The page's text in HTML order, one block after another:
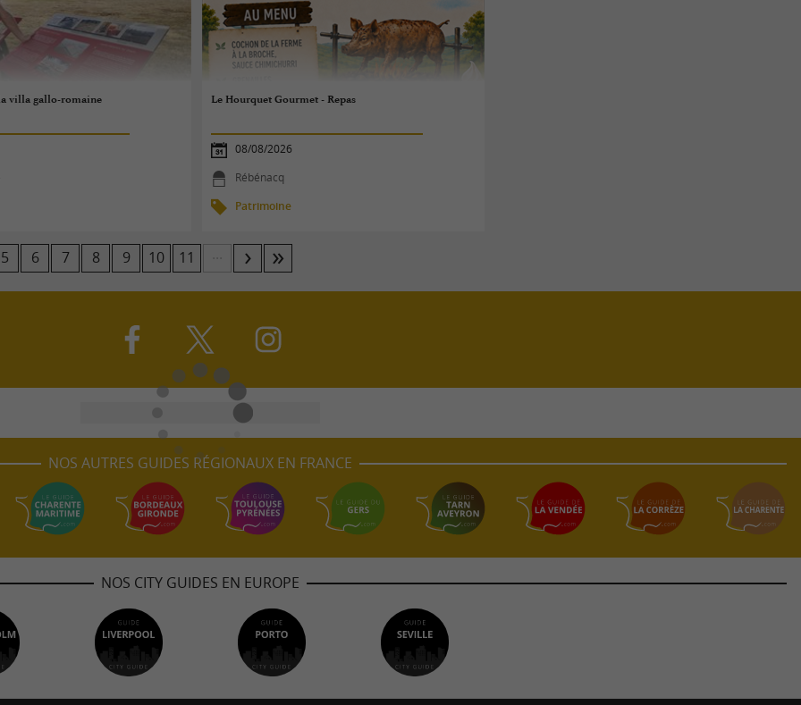
villa gallo-romaine Le Hourquet Gourmet - Repas
08/08/2026
Rébénacq
Patrimoine
5 6 7 8 9 10 11
NOS AUTRES GUIDES RÉGIONAUX EN FRANCE
NOS CITY GUIDES EN EUROPE